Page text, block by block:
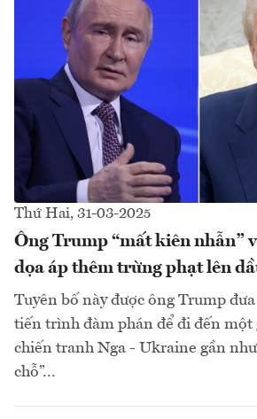
Thứ Hai, 31-03-2025
Ông Trump “mất kiên nhẫn”
dọa áp thêm trừng phạt lên
Tuyên bố này được ông Trump
tiến trình đàm phán để đi đến một
chiến tranh Nga - Ukraine gần
chỗ”...